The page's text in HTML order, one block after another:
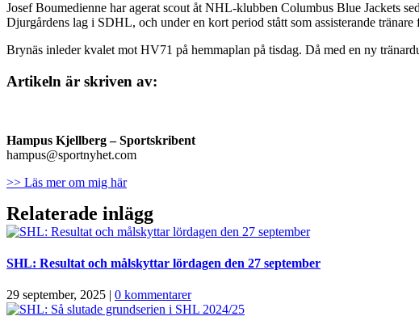
Josef Boumedienne har agerat scout åt NHL-klubben Columbus Blue Jackets
Djurgårdens lag i SDHL, och under en kort period stått som assisterande
Brynäs inleder kvalet mot HV71 på hemmaplan på tisdag. Då med en ny
Artikeln är skriven av:
Hampus Kjellberg– Sportskribent
hampus@sportnyhet.com
>> Läs mer om mig här
Relaterade inlägg
SHL: Resultat och målskyttar lördagen den 27 september
29 september, 2025 | 0 kommentarer